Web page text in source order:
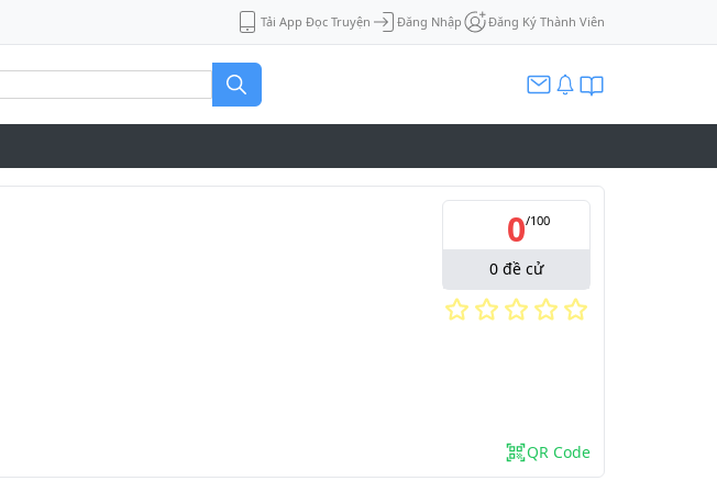
Tải App Đọc Truyện Đăng Nhập Đăng Ký Thành Viên
0/100
0 đề cử
QR Code